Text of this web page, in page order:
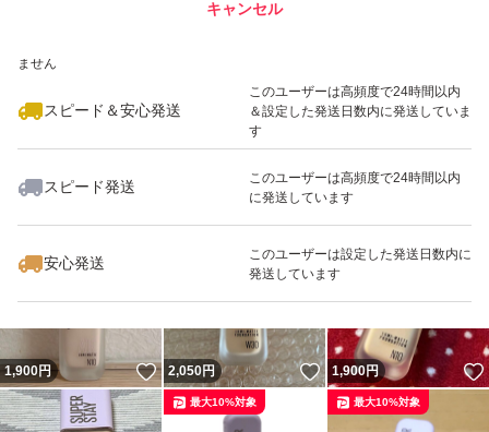
ません
スピード＆安心発送
このユーザーは高頻度で24時間以内
＆設定した発送日数内に発送していま
す
スピード発送
このユーザーは高頻度で24時間以内
に発送しています
安心発送
このユーザーは設定した発送日数内に
発送しています
キャンセル
いいね！
2,100
1,900円 いいね！
2,050円 いいね！
1,900円
最大10%対象 最大10%対象